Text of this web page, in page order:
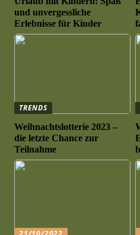
und unvergessliche
Erlebnisse für Kinder
TRENDS
Weihnachtslotterie 2023 –
die letzte Chance zur
Teilnahme